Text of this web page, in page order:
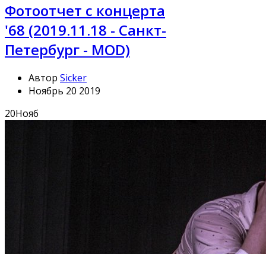
Фотоотчет с концерта
'68 (2019.11.18 - Санкт-
Петербург - MOD)
Автор Sicker
Ноябрь 20 2019
20Нояб